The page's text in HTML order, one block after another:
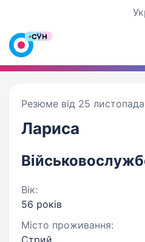
Резюме від 25
Лариса
Вік:
56 років
Місто проживання:
Стрий